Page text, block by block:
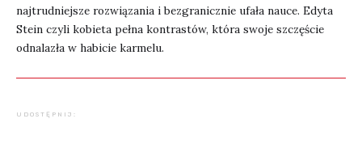
najtrudniejsze rozwiązania i bezgranicznie ufała nauce. Edyta
Stein czyli kobieta pełna kontrastów, która swoje szczęście
odnalazła w habicie karmelu.
UDOSTĘPNIJ: